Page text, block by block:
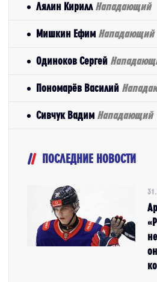
Лялин Кирилл Нападающий
Мишкин Ефим Нападающий
Одиноков Сергей
Пономарёв Василий
Сивчук Вадим Нападающий
ПОСЛЕДНИЕ НОВОСТИ